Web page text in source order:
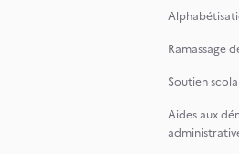
Ramassage
Soutien
Aides aux